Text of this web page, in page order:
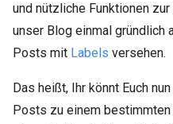
und nützliche Funktionen
unser Blog einmal gründlich
Posts mit Labels versehen.
Das heißt, Ihr könnt Euch
Posts zu einem